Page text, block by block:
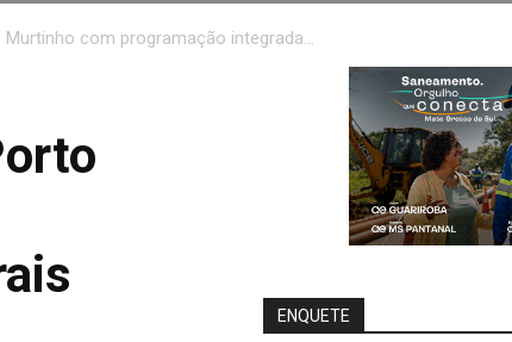
com programação integrada...
ENQUETE